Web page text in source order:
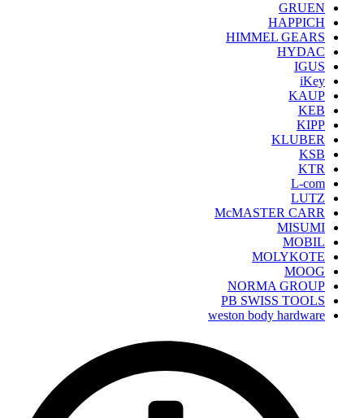
GRUEN
HAPPICH
HIMMEL GEARS
HYDAC
IGUS
iKey
KAUP
KEB
KIPP
KLUBER
KSB
KTR
L-com
LUTZ
McMASTER CARR
MISUMI
MOBIL
MOLYKOTE
MOOG
NORMA GROUP
PB SWISS TOOLS
weston body hardware